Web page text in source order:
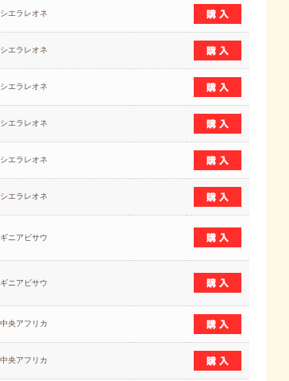
シエラレオネ
シエラレオネ
シエラレオネ
シエラレオネ
シエラレオネ
シエラレオネ
ギニアビサウ
ギニアビサウ
中央アフリカ
中央アフリカ